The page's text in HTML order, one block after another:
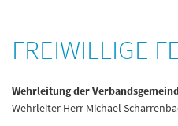
Freiwillige
FREIWILLIGE
Wehrleitung der
Wehrleiter Herr Michael